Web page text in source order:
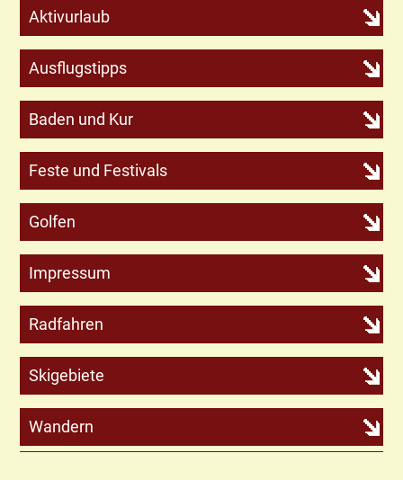
Aktivurlaub
Ausflugstipps
Baden und Kur
Feste und Festivals
Golfen
Impressum
Radfahren
Skigebiete
Wandern